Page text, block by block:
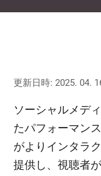
更新日時: 2025. 04.
ソーシャルメデ
たパフォーマン
がよりインタラ
提供し、視聴者